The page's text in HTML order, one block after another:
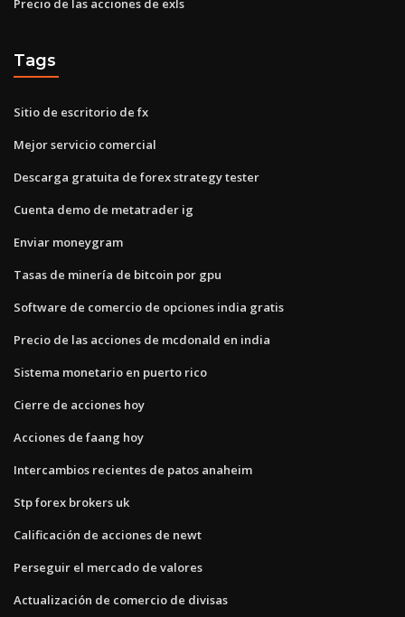
Precio de las acciones de exls
Tags
Sitio de escritorio de fx
Mejor servicio comercial
Descarga gratuita de forex strategy tester
Cuenta demo de metatrader ig
Enviar moneygram
Tasas de minería de bitcoin por gpu
Software de comercio de opciones india gratis
Precio de las acciones de mcdonald en india
Sistema monetario en puerto rico
Cierre de acciones hoy
Acciones de faang hoy
Intercambios recientes de patos anaheim
Stp forex brokers uk
Calificación de acciones de newt
Perseguir el mercado de valores
Actualización de comercio de divisas